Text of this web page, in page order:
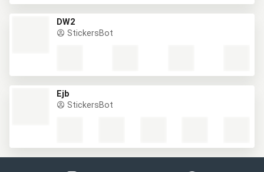
DW2
StickersBot
Ejb
StickersBot